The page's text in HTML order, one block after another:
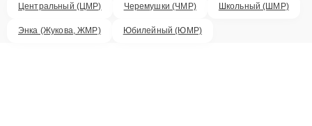
Центральный (ЦМР) Черемушки (ЧМР) Школьный (ШМР)
Энка (Жукова, ЖМР) Юбилейный (ЮМР)